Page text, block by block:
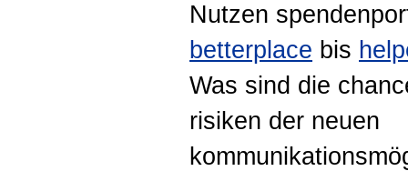
Nutzen
betterplace bis
Was sind die
risiken der neuen